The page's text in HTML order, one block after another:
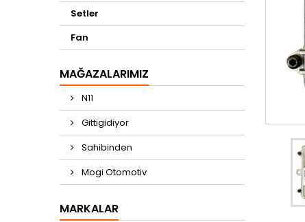
Setler
Fan
MAĞAZALARIMIZ
N11
Gittigidiyor
Sahibinden
Mogi Otomotiv
MARKALAR